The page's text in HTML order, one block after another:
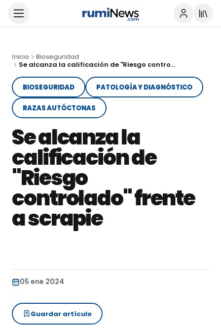
Inicio
Bioseguridad
Se alcanza la calificación de "Riesgo controlado" frente a scrapie
BIOSEGURIDAD PATOLOGÍA Y DIAGNÓSTICO
RAZAS AUTÓCTONAS
Se alcanza la
calificación de
"Riesgo
controlado" frente
a scrapie
05 ene 2024
Guardar artículo